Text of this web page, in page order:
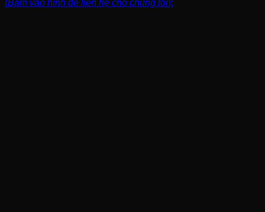
(Bấm vào hình để liên hệ cho chúng tôi):